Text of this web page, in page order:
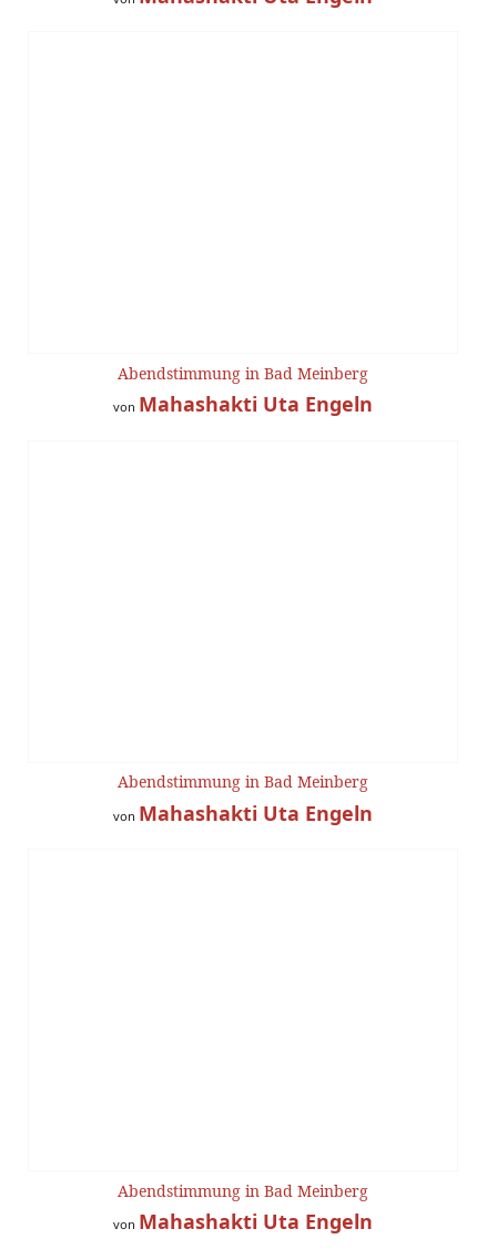
Abendstimmung in Bad Meinberg
von Mahashakti Uta Engeln
Abendstimmung in Bad Meinberg
von Mahashakti Uta Engeln
Abendstimmung in Bad Meinberg
von Mahashakti Uta Engeln